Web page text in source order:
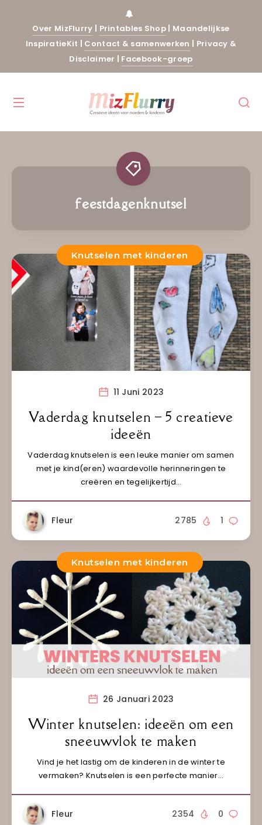
Over MizFlurry | Printables Shop | Maandelijkse
InspiratieKit | Contact & samenwerken | Privacy &
Disclaimer | Facebook-groep
feestdagenknutsel
Knutselen met kinderen
11 Juni 2023
Vaderdag knutselen – 5 creatieve
ideeën
Vaderdag knutselen is een leuke manier om samen
met je kind(eren) waardevolle herinneringen te
creëren en tegelijkertijd…
Fleur 1
2785
Knutselen met kinderen
26 Januari 2023
Winter knutselen: ideeën om een
sneeuwvlok te maken
Vind je het lastig om de kinderen in de winter te
vermaken? Knutselen is een perfecte manier…
Fleur 0
2354